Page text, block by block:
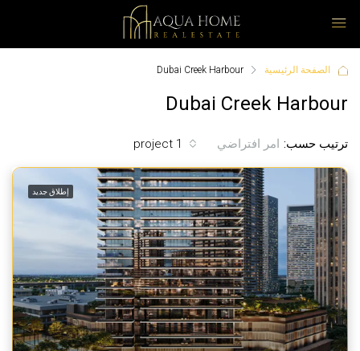
الصفحة الرئيسية Dubai Creek Harbour
Dubai Creek Harbour
1 project ترتيب حسب: امر افتراضي
إطلاق جديد